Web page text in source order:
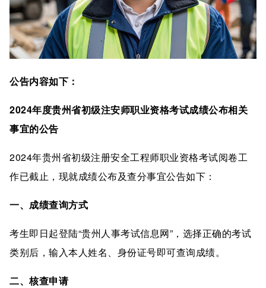
公告内容如下：
2024年度贵州省初级注安师职业资格考试成绩公布相关
事宜的公告
2024年贵州省初级注册安全工程师职业资格考试阅卷工
作已截止，现就成绩公布及查分事宜公告如下：
一、成绩查询方式
考生即日起登陆“贵州人事考试信息网”，选择正确的考试
类别后，输入本人姓名、身份证号即可查询成绩。
二、核查申请